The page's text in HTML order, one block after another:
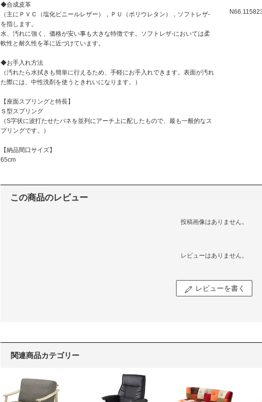
◆合成皮革
（主にＰＶＣ（塩化ビニールレザー），ＰＵ（ポリウレタン），ソフトレザ-
を指します。
水、汚れに強く、価格が安い事も大きな特徴です。ソフトレザ-においては柔
軟性と耐久性を革に近づけています。
◆お手入れ方法
（汚れたら水拭きも簡単に行えるため、手軽にお手入れできます。表面が汚れ
た際には、中性洗剤を使うときれいになります。）
【座面スプリングと特長】
Ｓ型スプリング
（S字状に波打たせたバネを並列にアーチ上に配したもので、最も一般的なス
プリングです。）
【納品間口サイズ】
65cm
この商品のレビュー
投稿画像はありません。
レビューはありません。
レビューを書く
関連商品カテゴリー